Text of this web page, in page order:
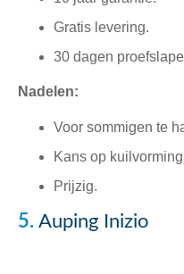
Gratis levering.
30 dagen
Nadelen:
Voor sommigen te
Kans op
Prijzig.
5. Auping Inizio